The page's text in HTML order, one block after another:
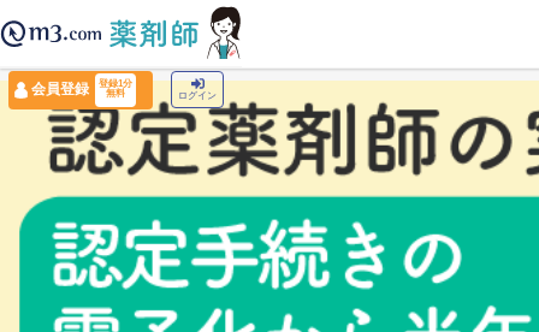
会員登録
登録1分
無料
ログイン
› プライマリートータルケアセミナー